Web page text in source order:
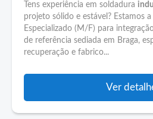
Tens experiência em soldadura
projeto sólido e estável? Estamos
Especializado (M/F) para
de referência sediada em Braga,
recuperação e fabrico...
Ver